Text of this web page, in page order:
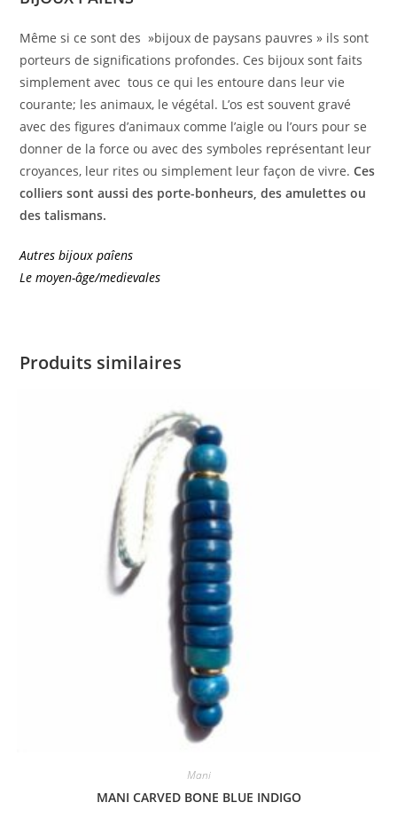
Même si ce sont des »bijoux de paysans pauvres » ils sont
porteurs de significations profondes. Ces bijoux sont faits
simplement avec tous ce qui les entoure dans leur vie
courante; les animaux, le végétal. L’os est souvent gravé
avec des figures d’animaux comme l’aigle ou l’ours pour se
donner de la force ou avec des symboles représentant leur
croyances, leur rites ou simplement leur façon de vivre.Ces
colliers sont aussi des porte-bonheurs, des amulettes ou
des talismans.
Autres bijoux paîens
Le moyen-âge/medievales
Produits similaires
Mani
MANI CARVED BONE BLUE INDIGO